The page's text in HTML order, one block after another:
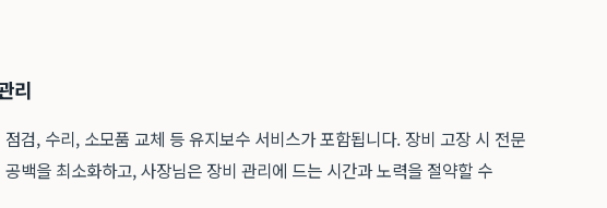
리
검, 수리, 소모품 교체 등 유지보수 서비스가 포함됩니다. 장비 고장 시 전문
백을 최소화하고, 사장님은 장비 관리에 드는 시간과 노력을 절약할 수